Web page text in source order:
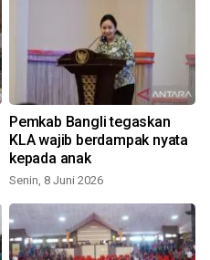
Pemkab Bangli tegaskan
KLA wajib berdampak nyata
kepada anak
Senin, 8 Juni 2026